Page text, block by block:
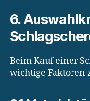
6.
Beim Kauf einer
wichtige Faktoren